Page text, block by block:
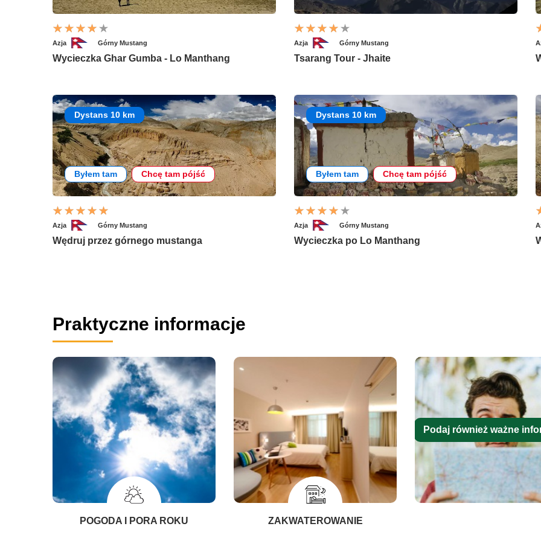
Azja Górny Mustang
Wycieczka Ghar Gumba - Lo Manthang
Azja Górny Mustang
Tsarang Tour - Jhaite
Dystans 10 km
Byłem tam Chcę tam pójść
Azja Górny Mustang
Wędruj przez górnego mustanga
Dystans 10 km
Byłem tam Chcę tam pójść
Azja Górny Mustang
Wycieczka po Lo Manthang
Praktyczne informacje
POGODA I PORA ROKU ZAKWATEROWANIE
Podaj również ważne